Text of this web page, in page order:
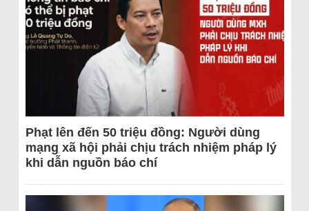
Phạt lên đến 50 triệu đồng: Người dùng
mạng xã hội phải chịu trách nhiệm pháp lý
khi dẫn nguồn báo chí